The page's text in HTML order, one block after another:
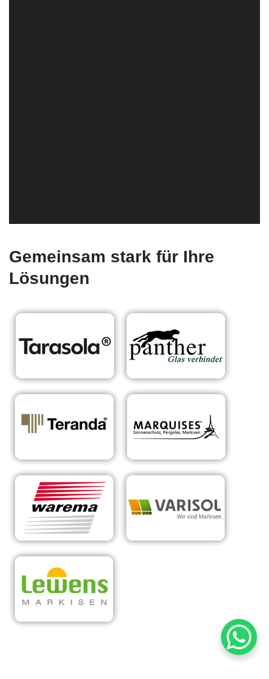
Gemeinsam stark für Ihre
Lösungen